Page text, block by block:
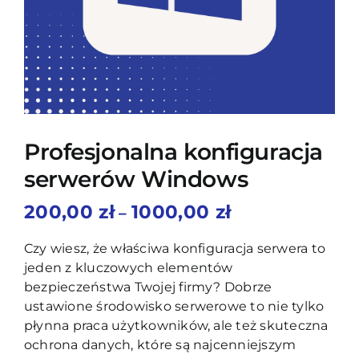
Kontakt
Profesjonalna konfiguracja
serwerów Windows
200,00zł – 1000,00 złZakres
od
200,00 zł
do
1000,00 zł
Czy wiesz, że właściwa konfiguracja serwera to
jeden z kluczowych elementów
bezpieczeństwa Twojej firmy? Dobrze
ustawione środowisko serwerowe to nie tylko
płynna praca użytkowników, ale też skuteczna
ochrona danych, które są najcenniejszym